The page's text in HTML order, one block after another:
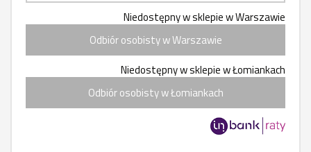
Niedostępny w sklepie w Warszawie
Odbiór osobisty w Warszawie
Niedostępny w sklepie w Łomiankach
Odbiór osobisty w Łomiankach